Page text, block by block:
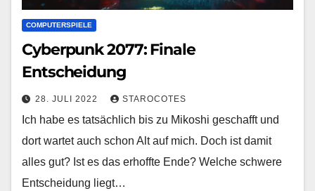
COMPUTERSPIELE
Cyberpunk 2077: Finale
Entscheidung
28. JULI 2022 STAROCOTES
Ich habe es tatsächlich bis zu Mikoshi geschafft und
dort wartet auch schon Alt auf mich. Doch ist damit
alles gut? Ist es das erhoffte Ende? Welche schwere
Entscheidung liegt…